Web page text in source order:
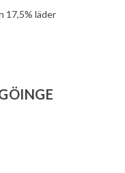
17,5% läder